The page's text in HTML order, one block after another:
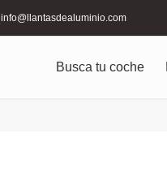
info@llantasdealuminio.com
Busca tu coche